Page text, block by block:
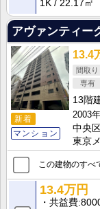
1K 22.17㎡
アヴァンティー
新着
マンション
13.4
13階
2003
中央
東京
この建物のすべ
13.4万円
共益費